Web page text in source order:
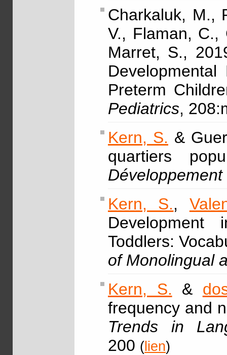
Charkaluk, M.,
V., Flaman,
Marret, S.,
Preterm
Pediatrics,
Kern, S. &
quartiers
Kern, S.,
Development
Toddlers:
of Monolingual
Kern, S. &
frequency and
Trends in
200 ( lien)